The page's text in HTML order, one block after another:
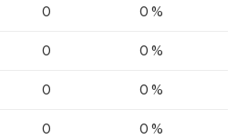
0 0 %
0 0 %
0 0 %
0 0 %